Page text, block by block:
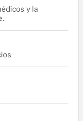
y la